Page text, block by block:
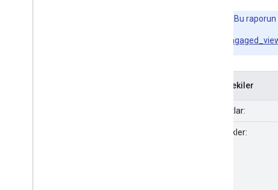
Bu raporun
İçindekiler
Boyutlar:
Metrikler: